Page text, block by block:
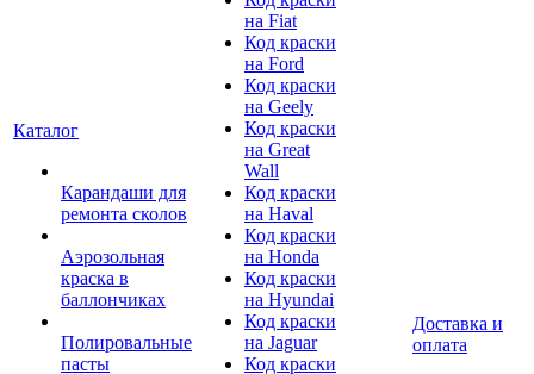
Каталог
Карандаши для
ремонта сколов
Аэрозольная
краска в
баллончиках
Полировальные
пасты
на Fiat
Код краски
на Ford
Код краски
на Geely
Код краски
на Great
Wall
Код краски
на Haval
Код краски
на Honda
Код краски
на Hyundai
Код краски
на Jaguar
Код краски
Доставка и
оплата